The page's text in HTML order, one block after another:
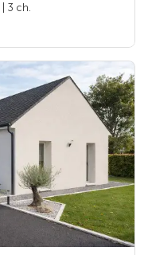
| 3 ch.